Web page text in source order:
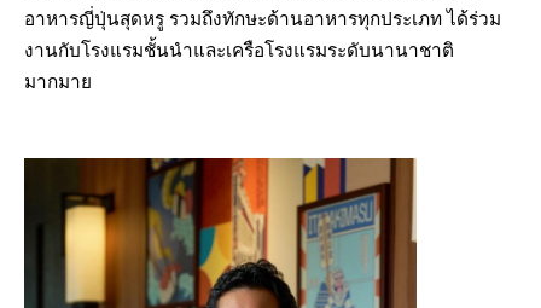
อาหารญี่ปุ่นสุดหรู รวมถึงทักษะด้านอาหารทุกประเภท ได้ร่วม
งานกับโรงแรมชั้นนำและเครือโรงแรมระดับนานาชาติ
มากมาย